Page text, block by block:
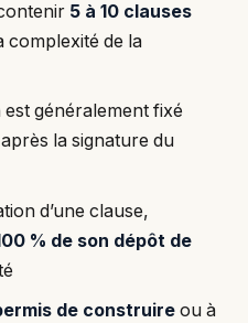
5 à 10 clauses
complexité de la
est généralement fixé
la signature du
d’une clause,
% de son dépôt de
de construireou à